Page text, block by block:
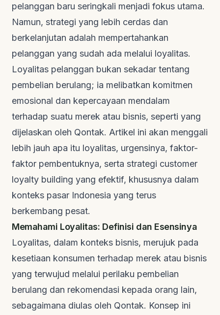
pelanggan baru seringkali menjadi fokus utama.
Namun, strategi yang lebih cerdas dan
berkelanjutan adalah mempertahankan
pelanggan yang sudah ada melalui loyalitas.
Loyalitas pelanggan bukan sekadar tentang
pembelian berulang; ia melibatkan komitmen
emosional dan kepercayaan mendalam
terhadap suatu merek atau bisnis, seperti yang
dijelaskan oleh Qontak. Artikel ini akan menggali
lebih jauh apa itu loyalitas, urgensinya, faktor-
faktor pembentuknya, serta strategi customer
loyalty building yang efektif, khususnya dalam
konteks pasar Indonesia yang terus
berkembang pesat.
Memahami Loyalitas: Definisi dan Esensinya
Loyalitas, dalam konteks bisnis, merujuk pada
kesetiaan konsumen terhadap merek atau bisnis
yang terwujud melalui perilaku pembelian
berulang dan rekomendasi kepada orang lain,
sebagaimana diulas oleh Qontak. Konsep ini